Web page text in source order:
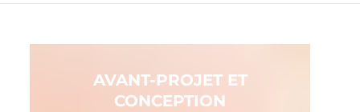
AVANT-PROJET ET
CONCEPTION